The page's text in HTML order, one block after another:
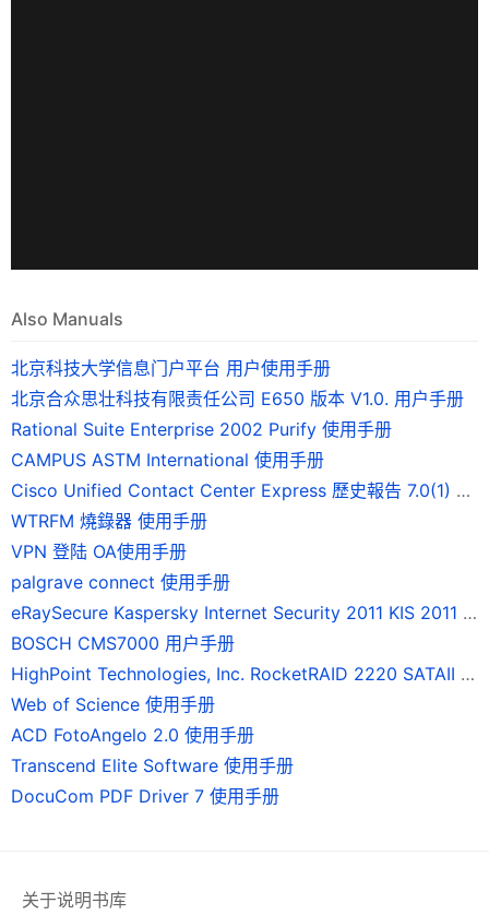
Also Manuals
北京科技大学信息门户平台 用户使用手册
北京合众思壮科技有限责任公司 E650 版本 V1.0. 用户手册
Rational Suite Enterprise 2002 Purify 使用手册
CAMPUS ASTM International 使用手册
Cisco Unified Contact Center Express 歷史報告 7.0(1) 版使用手冊
WTRFM 燒錄器 使用手册
VPN 登陆 OA使用手册
palgrave connect 使用手册
eRaySecure Kaspersky Internet Security 2011 KIS 2011 使用手册
BOSCH CMS7000 用户手册
HighPoint Technologies, Inc. RocketRAID 2220 SATAII 磁碟陣列卡 使用手冊
Web of Science 使用手册
ACD FotoAngelo 2.0 使用手册
Transcend Elite Software 使用手册
DocuCom PDF Driver 7 使用手册
关于说明书库